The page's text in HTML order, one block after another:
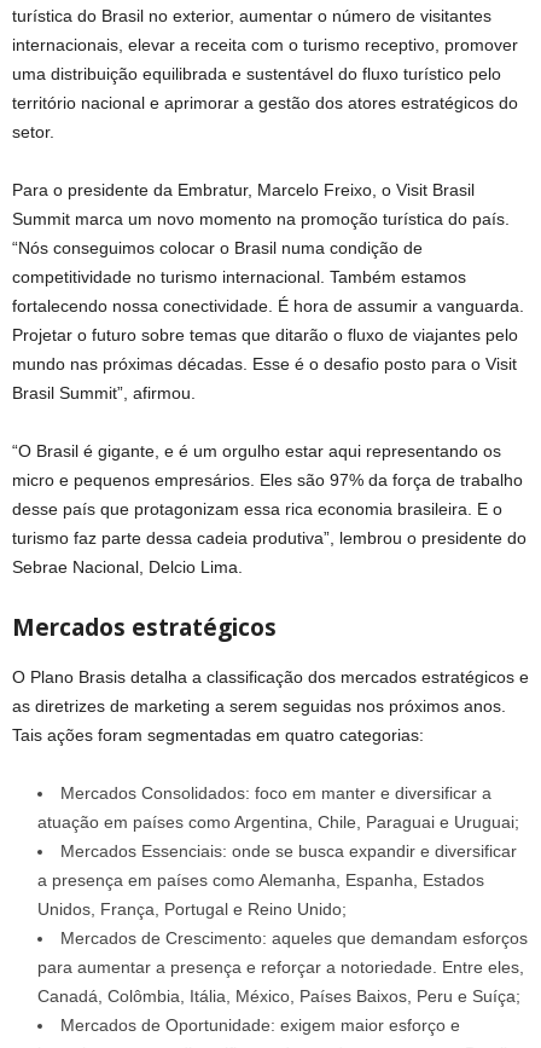
turística do Brasil no exterior, aumentar o número de visitantes
internacionais, elevar a receita com o turismo receptivo, promover
uma distribuição equilibrada e sustentável do fluxo turístico pelo
território nacional e aprimorar a gestão dos atores estratégicos do
setor.
Para o presidente da Embratur, Marcelo Freixo, o Visit Brasil
Summit marca um novo momento na promoção turística do país.
“Nós conseguimos colocar o Brasil numa condição de
competitividade no turismo internacional. Também estamos
fortalecendo nossa conectividade. É hora de assumir a vanguarda.
Projetar o futuro sobre temas que ditarão o fluxo de viajantes pelo
mundo nas próximas décadas. Esse é o desafio posto para o Visit
Brasil Summit”, afirmou.
“O Brasil é gigante, e é um orgulho estar aqui representando os
micro e pequenos empresários. Eles são 97% da força de trabalho
desse país que protagonizam essa rica economia brasileira. E o
turismo faz parte dessa cadeia produtiva”, lembrou o presidente do
Sebrae Nacional, Delcio Lima.
Mercados estratégicos
O Plano Brasis detalha a classificação dos mercados estratégicos e
as diretrizes de marketing a serem seguidas nos próximos anos.
Tais ações foram segmentadas em quatro categorias:
Mercados Consolidados: foco em manter e diversificar a
atuação em países como Argentina, Chile, Paraguai e Uruguai;
Mercados Essenciais: onde se busca expandir e diversificar
a presença em países como Alemanha, Espanha, Estados
Unidos, França, Portugal e Reino Unido;
Mercados de Crescimento: aqueles que demandam esforços
para aumentar a presença e reforçar a notoriedade. Entre eles,
Canadá, Colômbia, Itália, México, Países Baixos, Peru e Suíça;
Mercados de Oportunidade: exigem maior esforço e